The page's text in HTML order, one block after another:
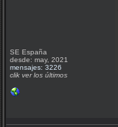
SE España
desde: may, 2021
mensajes: 3226
clik ver los últimos